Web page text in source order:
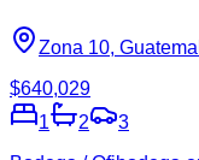
Zona 10,
$640,029
1
2
3